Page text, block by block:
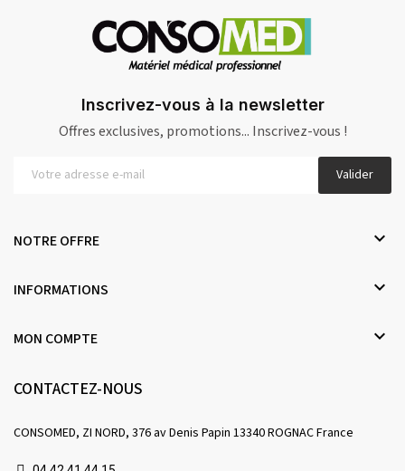
Inscrivez-vous à la newsletter
Offres exclusives, promotions... Inscrivez-vous !
Valider
NOTRE OFFRE 
INFORMATIONS 
MON COMPTE 
CONTACTEZ-NOUS
CONSOMED, ZI NORD, 376 av Denis Papin 13340 ROGNAC France